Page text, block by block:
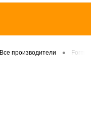
Все производители •